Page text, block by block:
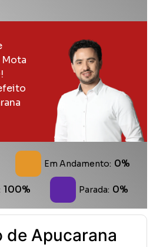
Em Andamento: 0%
100% Parada: 0%
de Apucarana